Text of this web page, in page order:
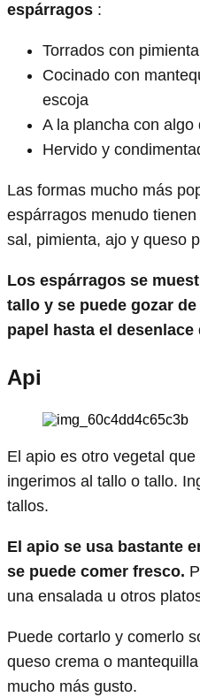
espárragos :
Torrados con
Cocinado con
escoja
A la plancha con algo
Hervido y
Las formas mucho más
espárragos menudo
sal, pimienta, ajo y queso
Los espárragos se
tallo y se puede gozar
papel hasta el desenlace
Api
El apio es otro vegetal
ingerimos al tallo o tallo.
tallos.
El apio se usa bastante
se puede comer fresco.
una ensalada u otros
Puede cortarlo y comerlo
queso crema o
mucho más gusto.